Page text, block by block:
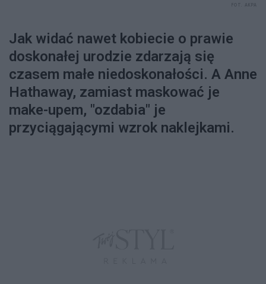
Jak widać nawet kobiecie o prawie
doskonałej urodzie zdarzają się
czasem małe niedoskonałości. A Anne
Hathaway, zamiast maskować je
make-upem, "ozdabia" je
przyciągającymi wzrok naklejkami.